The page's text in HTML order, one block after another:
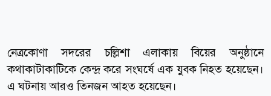
নেত্রকোণা সদরের চল্লিশা এলাকায় বিয়ের অনুষ্ঠানে
কথাকাটাকাটিকে কেন্দ্র করে সংঘর্ষে এক যুবক নিহত হয়েছেন।
এ ঘটনায় আরও তিনজন আহত হয়েছেন।